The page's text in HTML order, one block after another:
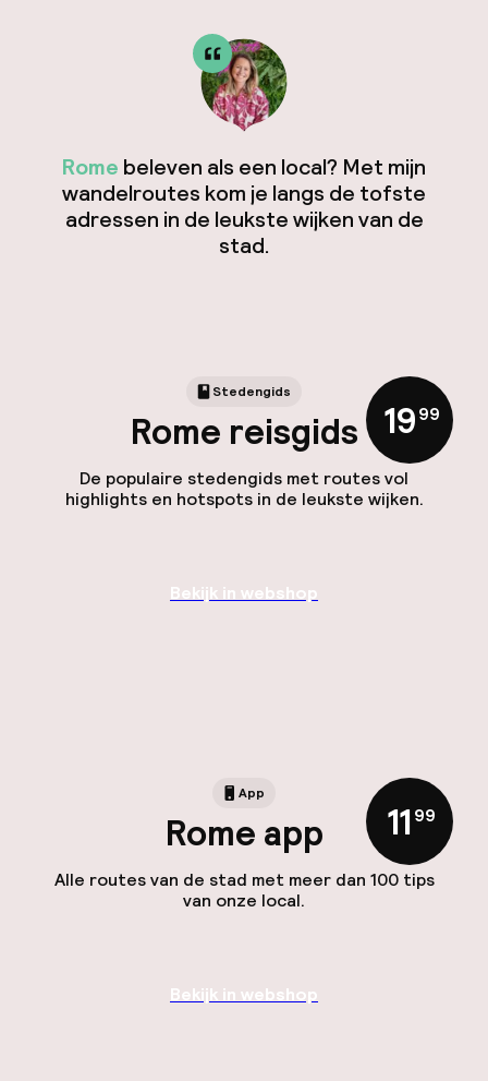
Rome beleven als een local? Met mijn
wandelroutes kom je langs de tofste
adressen in de leukste wijken van de
stad.
Stedengids
Rome reisgids
De populaire stedengids met routes vol
highlights en hotspots in de leukste wijken.
19,99
Bekijk in webshop
App
Rome app
Alle routes van de stad met meer dan 100 tips
van onze local.
11 ,99
Bekijk in webshop